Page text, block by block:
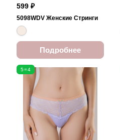
599 ₽
5098WDV Женские Стринги
Подробнее
5=4